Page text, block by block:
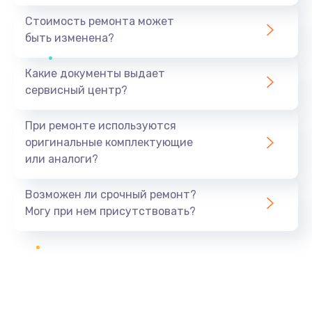
Стоимость ремонта может
быть изменена?
Какие документы выдает
сервисный центр?
При ремонте используются
оригинальные комплектующие
или аналоги?
Возможен ли срочный ремонт?
Могу при нем присутствовать?